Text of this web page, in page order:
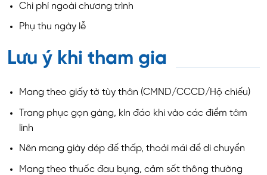
Chi phí ngoài chương trình
Phụ thu ngày lễ
Lưu ý khi tham gia
Mang theo giấy tờ tùy thân (CMND/CCCD/Hộ chiếu)
Trang phục gọn gàng, kín đáo khi vào các điểm tâm
linh
Nên mang giày dép đế thấp, thoải mái để di chuyển
Mang theo thuốc đau bụng, cảm sốt thông thường